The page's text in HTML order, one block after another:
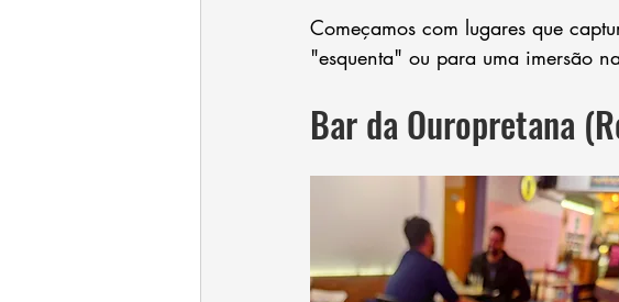
Começamos com lugares que
"esquenta" ou para uma imersão
Bar da Ouropretana